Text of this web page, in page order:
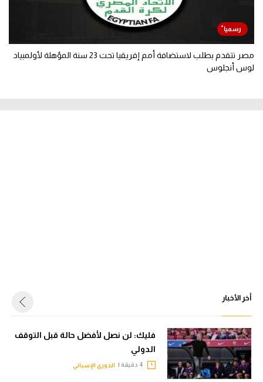
مصر تتقدم بطلب لاستضافة أمم إفريقيا تحت 23 سنة المؤهلة لأولمبياد
لوس أنجلوس
أخر الأخبار
فليك: لن نصل لأفضل حالة قبل التوقف
الدولي
الدوري الإسباني